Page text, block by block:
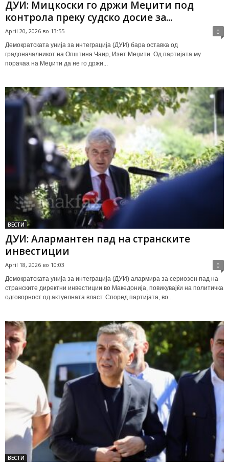
ДУИ: Мицкоски го држи Меџити под
контрола преку судско досие за...
April 20, 2026 во 13:55 0
Демократската унија за интеграција (ДУИ) бара оставка од
градоначалникот на Општина Чаир, Изет Meџити. Од партијата му
порачаа на Меџити да не го држи...
ВЕСТИ
ДУИ: Алармантен пад на странските
инвестиции
April 18, 2026 во 10:03 0
Демократската унија за интеграција (ДУИ) алармира за сериозен пад на
странските директни инвестиции во Македонија, повикувајќи на политичка
одговорност од актуелната власт. Според партијата, во...
ВЕСТИ